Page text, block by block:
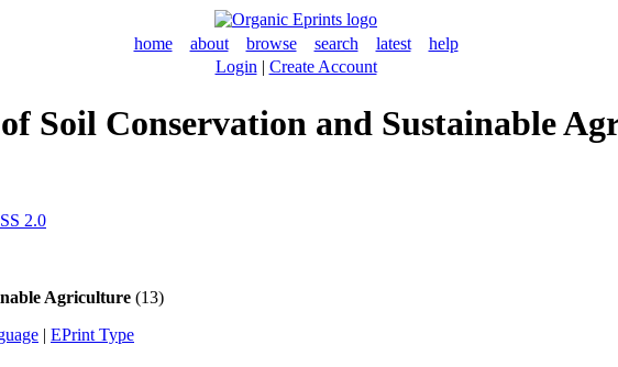
home about browse search latest
help
Login | Create Account
Soil Conservation and Sustainable
2.0
Agriculture (13)
| EPrint Type